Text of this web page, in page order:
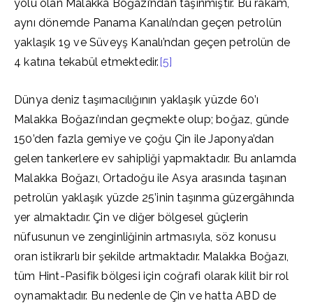
yolu olan Malakka Boğazı’ndan taşınmıştır. Bu rakam,
aynı dönemde Panama Kanalı’ndan geçen petrolün
yaklaşık 19 ve Süveyş Kanalı’ndan geçen petrolün de
4 katına tekabül etmektedir.[5]
Dünya deniz taşımacılığının yaklaşık yüzde 60’ı
Malakka Boğazı’ından geçmekte olup; boğaz, günde
150’den fazla gemiye ve çoğu Çin ile Japonya’dan
gelen tankerlere ev sahipliği yapmaktadır. Bu anlamda
Malakka Boğazı, Ortadoğu ile Asya arasında taşınan
petrolün yaklaşık yüzde 25’inin taşınma güzergâhında
yer almaktadır. Çin ve diğer bölgesel güçlerin
nüfusunun ve zenginliğinin artmasıyla, söz konusu
oran istikrarlı bir şekilde artmaktadır. Malakka Boğazı,
tüm Hint-Pasifik bölgesi için coğrafi olarak kilit bir rol
oynamaktadır. Bu nedenle de Çin ve hatta ABD de